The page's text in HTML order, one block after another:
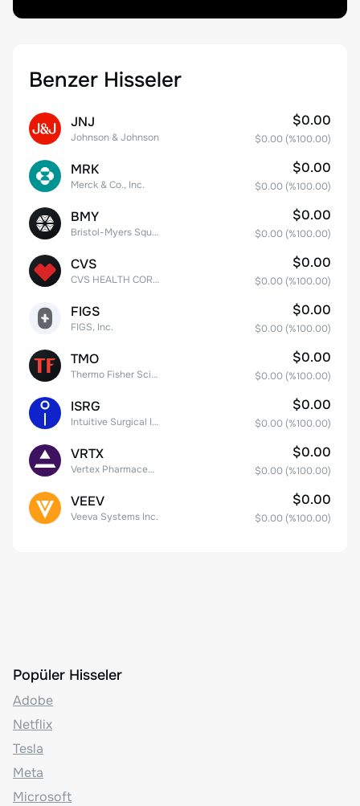
Benzer Hisseler
JNJ
Johnson & Johnson
$0.00
$0.00 (%100.00)
MRK
Merck & Co., Inc.
$0.00
$0.00 (%100.00)
BMY
Bristol-Myers Squibb Co.
$0.00
$0.00 (%100.00)
CVS
CVS HEALTH CORPORATION
$0.00
$0.00 (%100.00)
FIGS
FIGS, Inc.
$0.00
$0.00 (%100.00)
TMO
Thermo Fisher Scientific, Inc.
$0.00
$0.00 (%100.00)
ISRG
Intuitive Surgical Inc.
$0.00
$0.00 (%100.00)
VRTX
Vertex Pharmaceuticals Inc
$0.00
$0.00 (%100.00)
VEEV
Veeva Systems Inc.
$0.00
$0.00 (%100.00)
Popüler Hisseler
Adobe
Netflix
Tesla
Meta
Microsoft